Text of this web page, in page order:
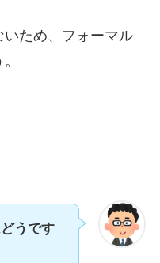
いため、フォーマル
うです